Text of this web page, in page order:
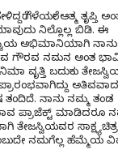
ಗೆಳೆಯರೇ ಆತ್ಮ ತೃಪ್ತಿ
ನಿಲ್ಲೊಲ್ಲ ಬಿಡಿ. ಈ
ಅಭಿಮಾನಿಯಾಗಿ ನಾನು
ಗೌರವ ನಮನ ಅಂತ
ವೃತ್ತಿ ಬದುಕು
ಅತಿವವಾದ
ನಾನು ನಮ್ಮ ತಂಡ
ಪ್ರಾಜೆಕ್ಟ್ ಮಾಡಿದರೂ
ತೇಜಸ್ವಿಯವರ ಸಾಕ್ಷ್ಯಚಿತ್ರ
ನಮಗೆಲ್ಲ ಹೆಮ್ಮೆಯ